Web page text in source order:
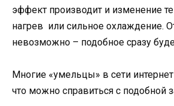
эффект производит и изменение
нагрев или сильное охлаждение.
невозможно – подобное сразу
Многие «умельцы» в сети
что можно справиться с подобной